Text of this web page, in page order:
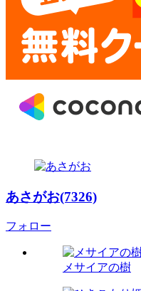
あさがお(7326)
フォロー
メサイアの樹